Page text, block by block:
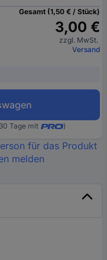
Gesamt (1,50 € / Stück)
3,00 €
zzgl. MwSt.
Versand
Tage mit )
für das Produkt
melden